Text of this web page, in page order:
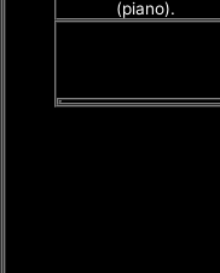
(piano).